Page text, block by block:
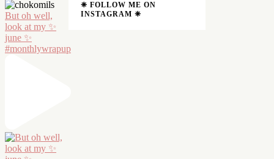
❈ FOLLOW ME ON
INSTAGRAM ❈
But oh well,
look at my ✨
june ✨
#monthlywrapup